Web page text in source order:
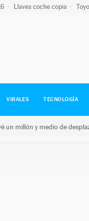
Llaves coche copia
VIRALES TECNOLOGÍA
un millón y medio de